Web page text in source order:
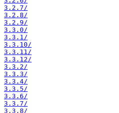
3.2.7/
3.2.8/
3.2.9/
3.3.0/
3.3.1/
3.3.10/
3.3.11/
3.3.12/
3.3.2/
3.3.3/
3.3.4/
3.3.5/
3.3.6/
3.3.7/
3.3.8/